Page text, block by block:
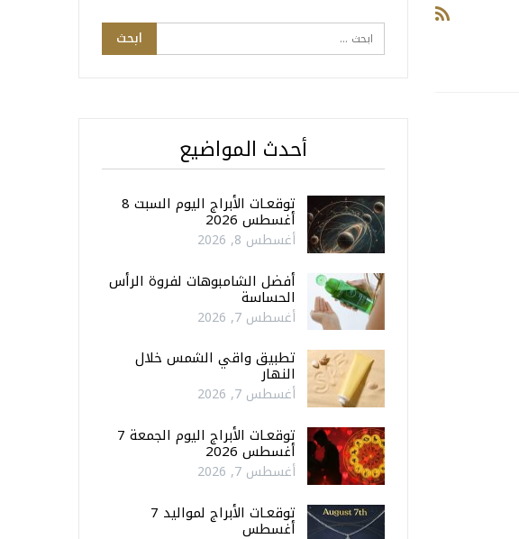
أحدث المواضيع
توقعـات الأبراج اليوم السبت 8
أغسطس 2026
أغسطس 8, 2026
أفضل الشامبوهات لفروة الرأس
الحساسة
أغسطس 7, 2026
تطبيق واقي الشمس خلال
النهار
أغسطس 7, 2026
توقعـات الأبراج اليوم الجمعة 7
أغسطس 2026
أغسطس 7, 2026
توقعـات الأبراج لمواليد 7
أغسطس